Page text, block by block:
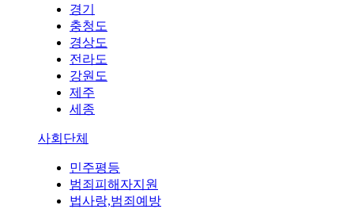
경기
충청도
경상도
전라도
강원도
제주
세종
사회단체
민주평등
범죄피해자지원
법사랑,범죄예방